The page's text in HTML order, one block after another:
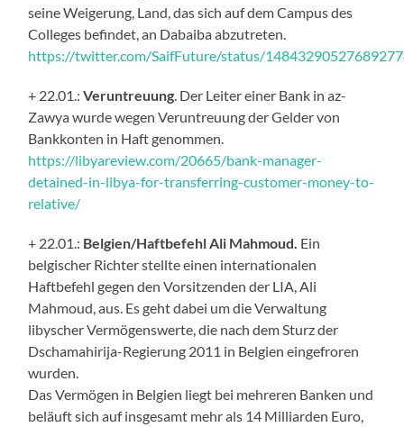
seine Weigerung, Land, das sich auf dem Campus des
Colleges befindet, an Dabaiba abzutreten.
https://twitter.com/SaifFuture/status/
+ 22.01.:Veruntreuung . Der Leiter einer Bank in az-
Zawya wurde wegen Veruntreuung der Gelder von
Bankkonten in Haft genommen.
https://libyareview.com/20665/bank-manager-
detained-in-libya-for-transferring-customer-money-to-
relative/
+ 22.01.: Belgien/Haftbefehl Ali Mahmoud. Ein
belgischer Richter stellte einen internationalen
Haftbefehl gegen den Vorsitzenden der LIA, Ali
Mahmoud, aus. Es geht dabei um die Verwaltung
libyscher Vermögenswerte, die nach dem Sturz der
Dschamahirija-Regierung 2011 in Belgien eingefroren
wurden.
Das Vermögen in Belgien liegt bei mehreren Banken und
beläuft sich auf insgesamt mehr als 14 Milliarden Euro,